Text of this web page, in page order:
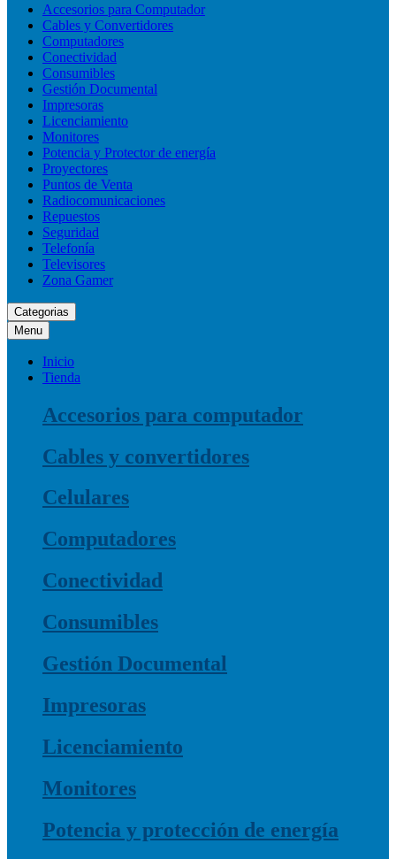
Accesorios para Computador
Cables y Convertidores
Computadores
Conectividad
Consumibles
Gestión Documental
Impresoras
Licenciamiento
Monitores
Potencia y Protector de energía
Proyectores
Puntos de Venta
Radiocomunicaciones
Repuestos
Seguridad
Telefonía
Televisores
Zona Gamer
Categorias
Menu
Inicio
Tienda
Accesorios para computador
Cables y convertidores
Celulares
Computadores
Conectividad
Consumibles
Gestión Documental
Impresoras
Licenciamiento
Monitores
Potencia y protección de energía